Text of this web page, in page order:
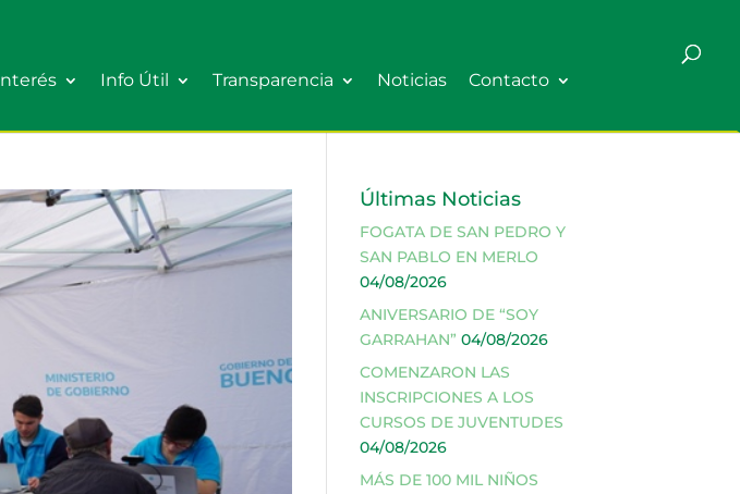
Info Útil Transparencia Noticias Contacto
Últimas Noticias
FOGATA DE SAN PEDRO Y
SAN PABLO EN MERLO
04/08/2026
ANIVERSARIO DE “SOY
GARRAHAN” 04/08/2026
COMENZARON LAS
INSCRIPCIONES A LOS
CURSOS DE JUVENTUDES
04/08/2026
MÁS DE 100 MIL NIÑOS